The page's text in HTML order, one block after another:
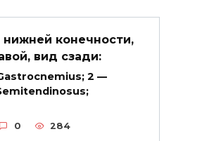
конечности,
вид сзади:
2 —
0 284